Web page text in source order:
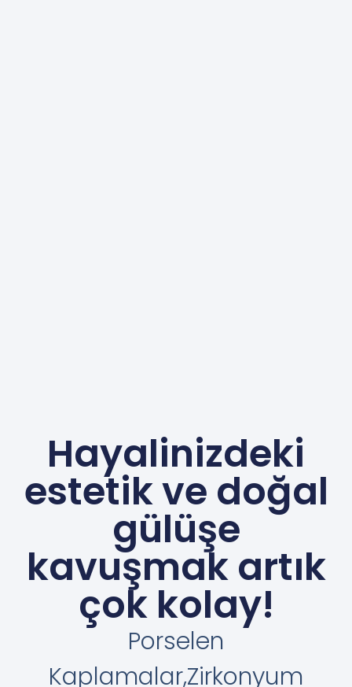
Hayalinizdeki
estetik ve doğal
gülüşe
kavuşmak artık
çok kolay!
Porselen
Kaplamalar,Zirkonyum